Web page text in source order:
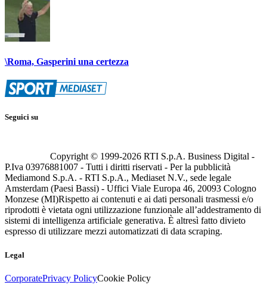
\Roma, Gasperini una certezza
Seguici su
Copyright © 1999-2026 RTI S.p.A. Business Digital -
P.Iva 03976881007 - Tutti i diritti riservati - Per la pubblicità
Mediamond S.p.A. - RTI S.p.A., Mediaset N.V., sede legale
Amsterdam (Paesi Bassi) - Uffici Viale Europa 46, 20093 Cologno
Monzese (MI)Rispetto ai contenuti e ai dati personali trasmessi e/o
riprodotti è vietata ogni utilizzazione funzionale all’addestramento di
sistemi di intelligenza artificiale generativa. È altresì fatto divieto
espresso di utilizzare mezzi automatizzati di data scraping.
Legal
CorporatePrivacy PolicyCookie Policy